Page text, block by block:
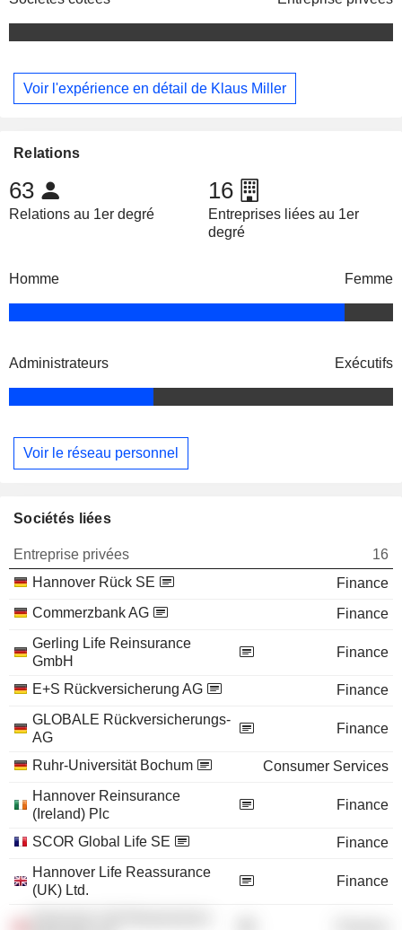
Voir l'expérience en détail de Klaus Miller
Relations
63
Relations au 1er degré
16
Entreprises liées au 1er
degré
Homme Femme
Administrateurs Exécutifs
Voir le réseau personnel
Sociétés liées
Entreprise privées
16
Hannover Rück SE
Finance
Commerzbank AG
Finance
Gerling Life Reinsurance
GmbH
Finance
E+S Rückversicherung AG
Finance
GLOBALE Rückversicherungs-
AG
Finance
Ruhr-Universität Bochum
Consumer Services
Hannover Reinsurance
(Ireland) Plc
Finance
SCOR Global Life SE
Finance
Hannover Life Reassurance
(UK) Ltd.
Finance